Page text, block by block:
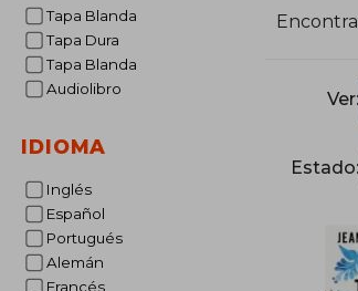
Tapa Blanda
Tapa Dura
Tapa Blanda
Audiolibro
IDIOMA
Inglés
Español
Portugués
Alemán
Francés
Ver:
Estado: